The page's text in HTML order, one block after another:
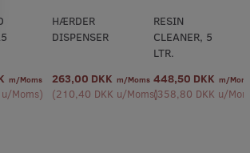
m/Moms
u/Moms)
HÆRDER
DISPENSER
263,00 DKK m/Moms
(210,40 DKK u/Moms)
RESIN
CLEANER, 5
LTR.
448,50 DKK m/Moms
(358,80 DKK u/Moms